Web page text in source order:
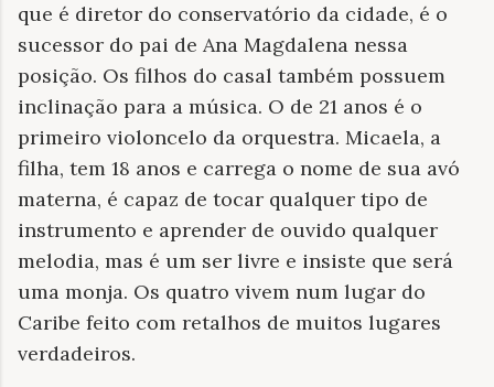
que é diretor do conservatório da cidade, é o
sucessor do pai de Ana Magdalena nessa
posição. Os filhos do casal também possuem
inclinação para a música. O de 21 anos é o
primeiro violoncelo da orquestra. Micaela, a
filha, tem 18 anos e carrega o nome de sua avó
materna, é capaz de tocar qualquer tipo de
instrumento e aprender de ouvido qualquer
melodia, mas é um ser livre e insiste que será
uma monja. Os quatro vivem num lugar do
Caribe feito com retalhos de muitos lugares
verdadeiros.